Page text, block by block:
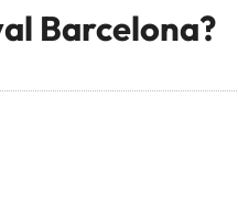
Barcelona?